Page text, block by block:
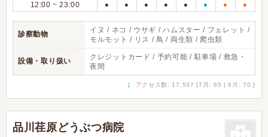
12:00 ~ 23:00
● ● ● ● ● ● ● ●
診察動物
イヌ / ネコ / ウサギ / ハムスター / フェレット /
モルモット / リス / 鳥 / 両生類 / 爬虫類
設備・取り扱い
クレジットカード / 予約可能 / 駐車場 / 救急・
夜間
↓ アクセス数: 17,537 [7月: 65 | 6月: 70 ]
品川荏原どうぶつ病院